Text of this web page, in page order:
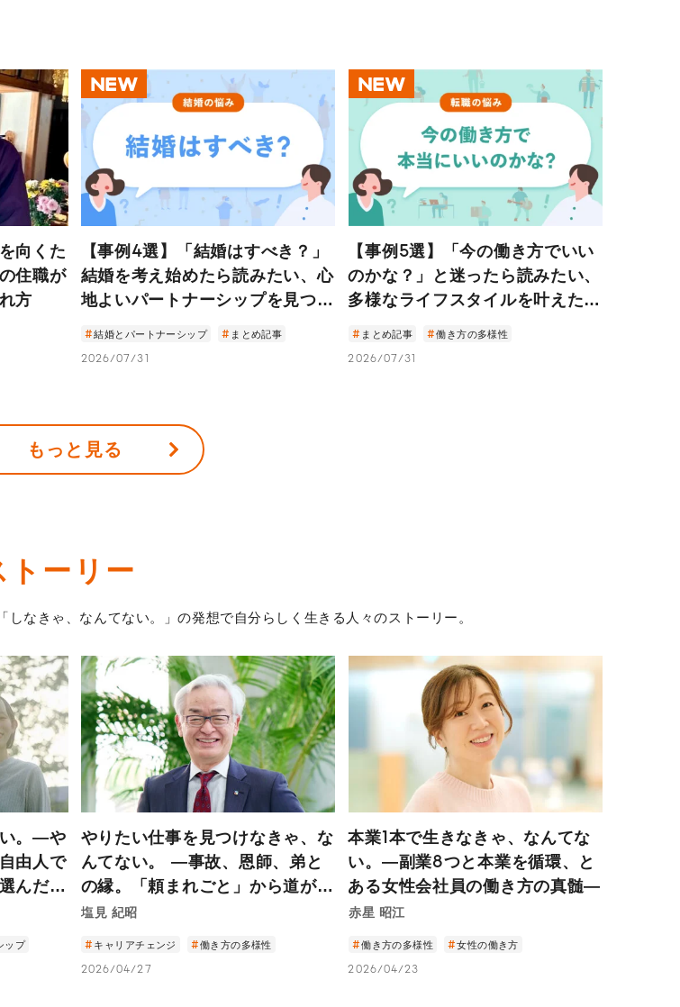
向くた
住職が
方
NEW
【事例4選】「結婚はすべき？」
結婚を考え始めたら読みたい、心
地よいパートナーシップを見つけ
結婚とパートナーシップ まとめ記事
2026/07/31
NEW
【事例5選】「今の働き方でいい
のかな？」と迷ったら読みたい、
多様なライフスタイルを叶えた5
まとめ記事 働き方の多様性
2026/07/31
もっと見る
トーリー
なきゃ、なんてない。」の発想で自分らしく生きる人々のストーリー。
。—や
由人で
んだ理
ップ
やりたい仕事を見つけなきゃ、な
んてない。 ―事故、恩師、弟と
の縁。「頼まれごと」から道が拓
けた日本賃貸住宅管理協会・塩見
塩見 紀昭
キャリアチェンジ 働き方の多様性
2026/04/27
本業1本で生きなきゃ、なんてな
い。―副業8つと本業を循環、と
ある女性会社員の働き方の真髄―
赤星 昭江
働き方の多様性 女性の働き方
2026/04/23